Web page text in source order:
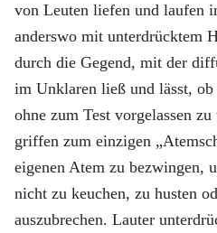
von Leuten liefen und laufen
anderswo mit unterdrücktem
durch die Gegend, mit der
im Unklaren ließ und lässt, ob
ohne zum Test vorgelassen
griffen zum einzigen
eigenen Atem zu bezwingen,
nicht zu keuchen, zu husten
auszubrechen. Lauter